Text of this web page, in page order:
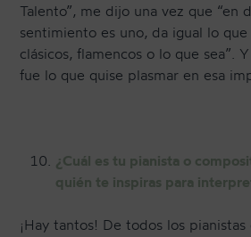
Talento”, me dijo una vez que “en
sentimiento es uno, da igual lo que
clásicos, flamencos o lo que sea”.
fue lo que quise plasmar en esa
¿Cuál es tu pianista o
quién te inspiras para
¡Hay tantos! De todos los